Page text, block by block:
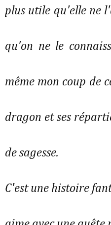
plus utile qu'elle ne
qu'on ne le
même mon coup de
dragon et ses
de sagesse.
C'est une histoire